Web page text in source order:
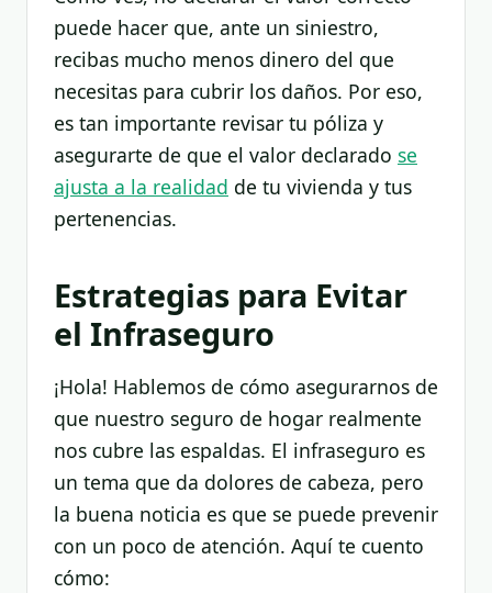
puede hacer que, ante un siniestro,
recibas mucho menos dinero del que
necesitas para cubrir los daños. Por eso,
es tan importante revisar tu póliza y
asegurarte de que el valor declarado se
ajusta a la realidad de tu vivienda y tus
pertenencias.
Estrategias para Evitar
el Infraseguro
¡Hola! Hablemos de cómo asegurarnos de
que nuestro seguro de hogar realmente
nos cubre las espaldas. El infraseguro es
un tema que da dolores de cabeza, pero
la buena noticia es que se puede prevenir
con un poco de atención. Aquí te cuento
cómo: